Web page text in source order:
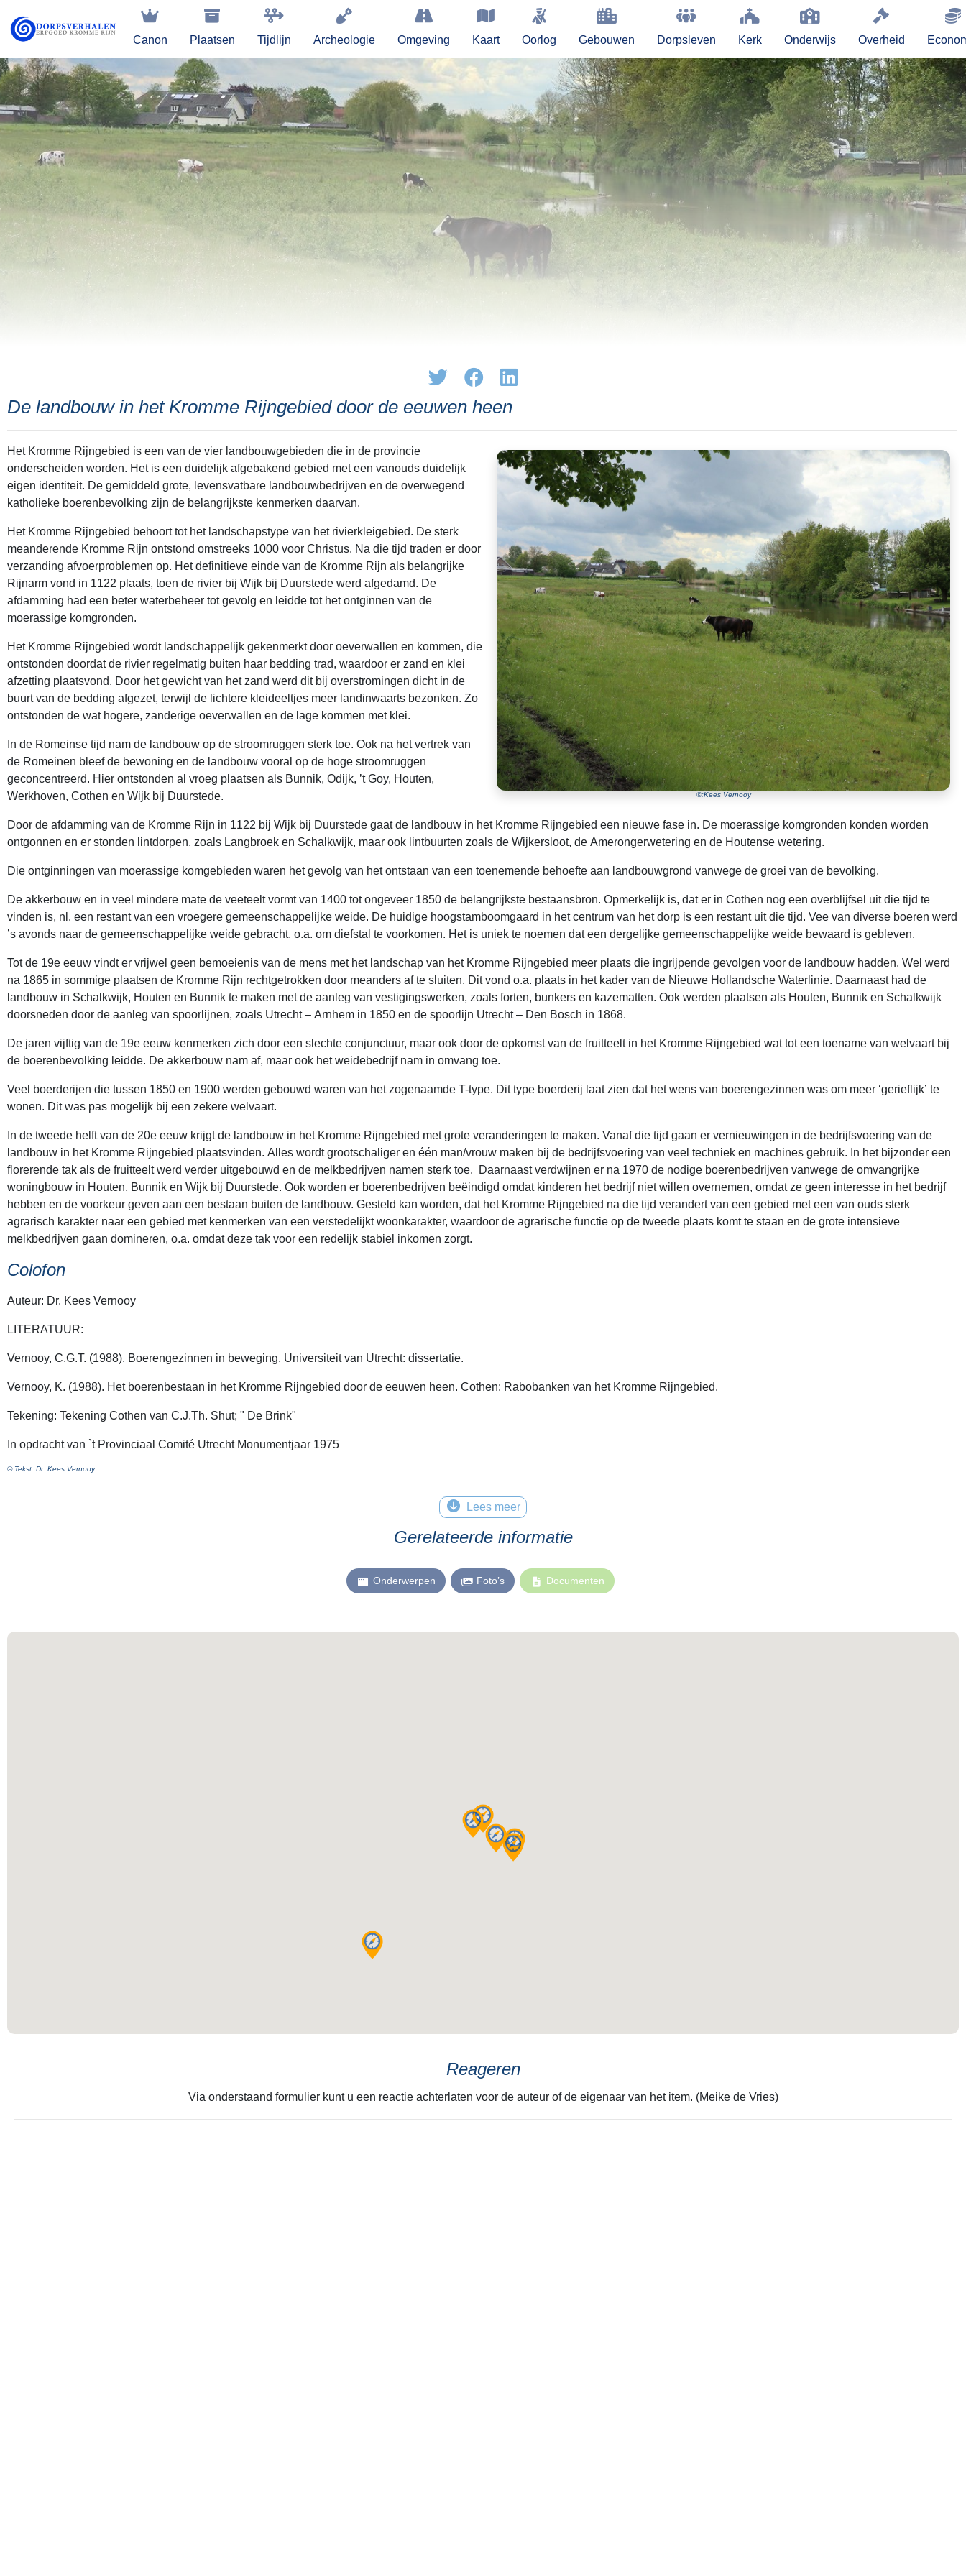
Canon Plaatsen Tijdlijn Archeologie Omgeving Kaart Oorlog Gebouwen Dorpsleven Kerk Onderwijs Overheid
De landbouw in het Kromme Rijngebied door de eeuwen heen
©:Kees Vernooy
Het Kromme Rijngebied is een van de vier landbouwgebieden die in de provincie
onderscheiden worden. Het is een duidelijk afgebakend gebied met een vanouds duidelijk
eigen identiteit. De gemiddeld grote, levensvatbare landbouwbedrijven en de overwegend
katholieke boerenbevolking zijn de belangrijkste kenmerken daarvan.
Het Kromme Rijngebied behoort tot het landschapstype van het rivierkleigebied. De sterk
meanderende Kromme Rijn ontstond omstreeks 1000 voor Christus. Na die tijd traden er door
verzanding afvoerproblemen op. Het definitieve einde van de Kromme Rijn als belangrijke
Rijnarm vond in 1122 plaats, toen de rivier bij Wijk bij Duurstede werd afgedamd. De
afdamming had een beter waterbeheer tot gevolg en leidde tot het ontginnen van de
moerassige komgronden.
Het Kromme Rijngebied wordt landschappelijk gekenmerkt door oeverwallen en kommen, die
ontstonden doordat de rivier regelmatig buiten haar bedding trad, waardoor er zand en klei
afzetting plaatsvond. Door het gewicht van het zand werd dit bij overstromingen dicht in de
buurt van de bedding afgezet, terwijl de lichtere kleideeltjes meer landinwaarts bezonken. Zo
ontstonden de wat hogere, zanderige oeverwallen en de lage kommen met klei.
In de Romeinse tijd nam de landbouw op de stroomruggen sterk toe. Ook na het vertrek van
de Romeinen bleef de bewoning en de landbouw vooral op de hoge stroomruggen
geconcentreerd. Hier ontstonden al vroeg plaatsen als Bunnik, Odijk, ’t Goy, Houten,
Werkhoven, Cothen en Wijk bij Duurstede.
Door de afdamming van de Kromme Rijn in 1122 bij Wijk bij Duurstede gaat de landbouw in het Kromme Rijngebied een nieuwe fase in. De moerassige komgronden konden worden
ontgonnen en er stonden lintdorpen, zoals Langbroek en Schalkwijk, maar ook lintbuurten zoals de Wijkersloot, de Amerongerwetering en de Houtense wetering.
Die ontginningen van moerassige komgebieden waren het gevolg van het ontstaan van een toenemende behoefte aan landbouwgrond vanwege de groei van de bevolking.
De akkerbouw en in veel mindere mate de veeteelt vormt van 1400 tot ongeveer 1850 de belangrijkste bestaansbron. Opmerkelijk is, dat er in Cothen nog een overblijfsel uit die tijd te
vinden is, nl. een restant van een vroegere gemeenschappelijke weide. De huidige hoogstamboomgaard in het centrum van het dorp is een restant uit die tijd. Vee van diverse boeren werd
’s avonds naar de gemeenschappelijke weide gebracht, o.a. om diefstal te voorkomen. Het is uniek te noemen dat een dergelijke gemeenschappelijke weide bewaard is gebleven.
Tot de 19e eeuw vindt er vrijwel geen bemoeienis van de mens met het landschap van het Kromme Rijngebied meer plaats die ingrijpende gevolgen voor de landbouw hadden. Wel werd
na 1865 in sommige plaatsen de Kromme Rijn rechtgetrokken door meanders af te sluiten. Dit vond o.a. plaats in het kader van de Nieuwe Hollandsche Waterlinie. Daarnaast had de
landbouw in Schalkwijk, Houten en Bunnik te maken met de aanleg van vestigingswerken, zoals forten, bunkers en kazematten. Ook werden plaatsen als Houten, Bunnik en Schalkwijk
doorsneden door de aanleg van spoorlijnen, zoals Utrecht – Arnhem in 1850 en de spoorlijn Utrecht – Den Bosch in 1868.
De jaren vijftig van de 19e eeuw kenmerken zich door een slechte conjunctuur, maar ook door de opkomst van de fruitteelt in het Kromme Rijngebied wat tot een toename van welvaart bij
de boerenbevolking leidde. De akkerbouw nam af, maar ook het weidebedrijf nam in omvang toe.
Veel boerderijen die tussen 1850 en 1900 werden gebouwd waren van het zogenaamde T-type. Dit type boerderij laat zien dat het wens van boerengezinnen was om meer ‘gerieflijk’ te
wonen. Dit was pas mogelijk bij een zekere welvaart.
In de tweede helft van de 20e eeuw krijgt de landbouw in het Kromme Rijngebied met grote veranderingen te maken. Vanaf die tijd gaan er vernieuwingen in de bedrijfsvoering van de
landbouw in het Kromme Rijngebied plaatsvinden. Alles wordt grootschaliger en één man/vrouw maken bij de bedrijfsvoering van veel techniek en machines gebruik. In het bijzonder een
florerende tak als de fruitteelt werd verder uitgebouwd en de melkbedrijven namen sterk toe. Daarnaast verdwijnen er na 1970 de nodige boerenbedrijven vanwege de omvangrijke
woningbouw in Houten, Bunnik en Wijk bij Duurstede. Ook worden er boerenbedrijven beëindigd omdat kinderen het bedrijf niet willen overnemen, omdat ze geen interesse in het bedrijf
hebben en de voorkeur geven aan een bestaan buiten de landbouw. Gesteld kan worden, dat het Kromme Rijngebied na die tijd verandert van een gebied met een van ouds sterk
agrarisch karakter naar een gebied met kenmerken van een verstedelijkt woonkarakter, waardoor de agrarische functie op de tweede plaats komt te staan en de grote intensieve
melkbedrijven gaan domineren, o.a. omdat deze tak voor een redelijk stabiel inkomen zorgt.
Colofon
Auteur: Dr. Kees Vernooy
LITERATUUR:
Vernooy, C.G.T. (1988). Boerengezinnen in beweging. Universiteit van Utrecht: dissertatie.
Vernooy, K. (1988). Het boerenbestaan in het Kromme Rijngebied door de eeuwen heen. Cothen: Rabobanken van het Kromme Rijngebied.
Tekening: Tekening Cothen van C.J.Th. Shut; " De Brink"
In opdracht van `t Provinciaal Comité Utrecht Monumentjaar 1975
© Tekst: Dr. Kees Vernooy
Lees meer
Gerelateerde informatie
Onderwerpen Foto’s Documenten
Reageren
Via onderstaand formulier kunt u een reactie achterlaten voor de auteur of de eigenaar van het item. (Meike de Vries)